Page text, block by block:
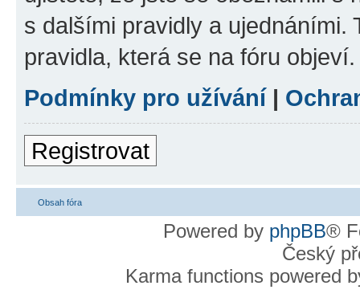
s dalšími pravidly a ujednáními.
pravidla, která se na fóru objeví.
Podmínky pro užívání |
Registrovat
Obsah fóra
Powered by phpBB®
Český
Karma functions powered